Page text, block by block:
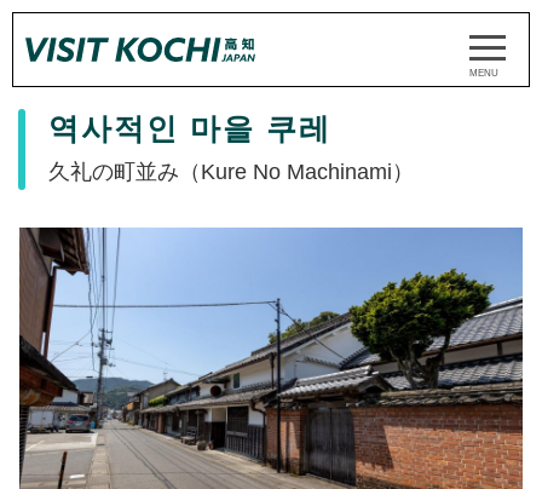
역사적인 마을 쿠레
久礼の町並み（Kure No Machinami）